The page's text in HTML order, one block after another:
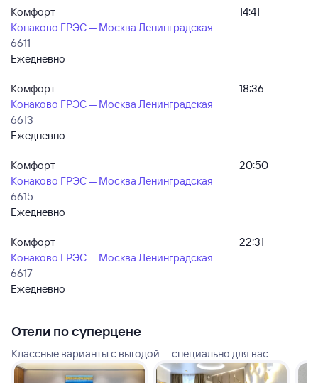
Комфорт
Конаково ГРЭС — Москва Ленинградская
6611
Ежедневно
14:41
Комфорт
Конаково ГРЭС — Москва Ленинградская
6613
Ежедневно
18:36
Комфорт
Конаково ГРЭС — Москва Ленинградская
6615
Ежедневно
20:50
Комфорт
Конаково ГРЭС — Москва Ленинградская
6617
Ежедневно
22:31
Отели по суперцене
Классные варианты с выгодой — специально для вас